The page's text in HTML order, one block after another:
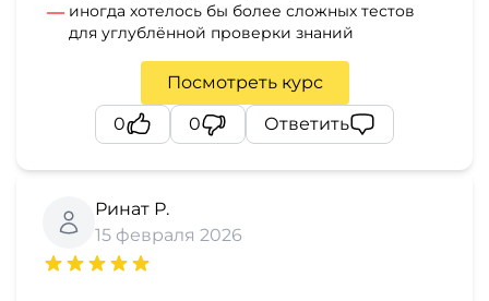
иногда хотелось бы более сложных тестов
для углублённой проверки знаний
Посмотреть курс
0
0 Ответить
Ринат Р.
15 февраля 2026